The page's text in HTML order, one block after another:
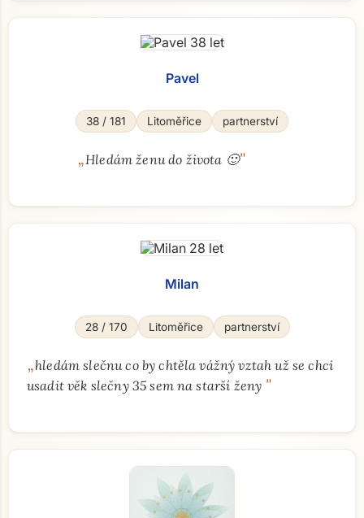
Pavel
38 / 181 Litoměřice partnerství
„Hledám ženu do života 🙂"
Milan
28 / 170 Litoměřice partnerství
„hledám slečnu co by chtěla vážný vztah už se chci
usadit věk slečny 35 sem na starší ženy "